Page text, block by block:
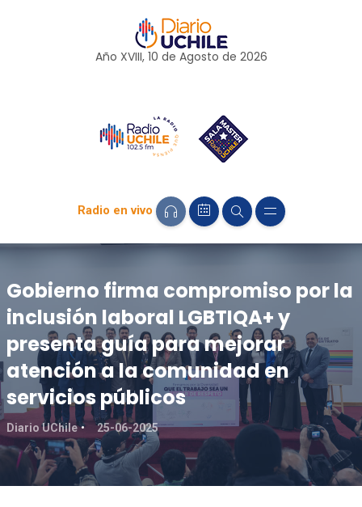
Año XVIII, 10 de Agosto de 2026
Radio en vivo
Gobierno firma compromiso por la
inclusión laboral LGBTIQA+ y
presenta guía para mejorar
atención a la comunidad en
servicios públicos
Diario UChile 25-06-2025